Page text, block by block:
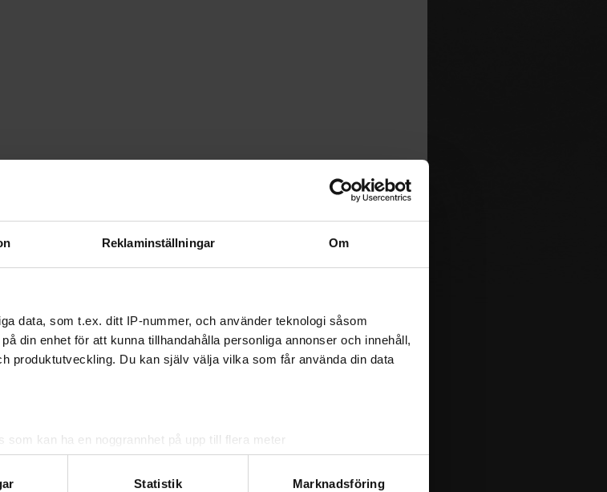
Reklaminställningar Om
data, som t.ex. ditt IP-nummer, och använder teknologi såsom
din enhet för att kunna tillhandahålla personliga annonser och innehåll,
produktutveckling. Du kan själv välja vilka som får använda din data
kan ha en noggrannhet på upp till flera meter
för specifika kännetecken (fingeravtryck)
och ställ in dina preferenser i
detaljsektionen. Du kan ändra
Statistik Marknadsföring